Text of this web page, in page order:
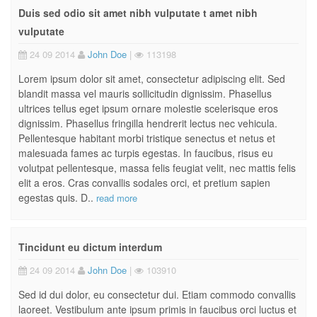
Duis sed odio sit amet nibh vulputate t amet nibh
vulputate
24 09 2014 John Doe | 113198
Lorem ipsum dolor sit amet, consectetur adipiscing elit. Sed
blandit massa vel mauris sollicitudin dignissim. Phasellus
ultrices tellus eget ipsum ornare molestie scelerisque eros
dignissim. Phasellus fringilla hendrerit lectus nec vehicula.
Pellentesque habitant morbi tristique senectus et netus et
malesuada fames ac turpis egestas. In faucibus, risus eu
volutpat pellentesque, massa felis feugiat velit, nec mattis felis
elit a eros. Cras convallis sodales orci, et pretium sapien
egestas quis. D.. read more
Tincidunt eu dictum interdum
24 09 2014 John Doe | 103910
Sed id dui dolor, eu consectetur dui. Etiam commodo convallis
laoreet. Vestibulum ante ipsum primis in faucibus orci luctus et